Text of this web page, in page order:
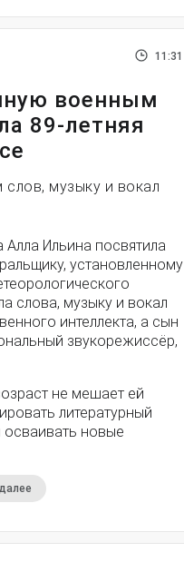
11:31
военным
89-летняя
слов, музыку и вокал
Ильина посвятила
установленному
слова, музыку и вокал
интеллекта, а сын
звукорежиссёр,
не мешает ей
литературный
осваивать новые